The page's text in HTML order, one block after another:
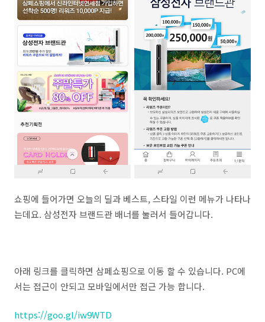
쇼핑에 들어가면 오늘의 딜과 베스트, 스타일 이런 메뉴가 나타나
는데요. 삼성전자 브랜드관 배너를 눌러서 들어갑니다.
아래 링크를 클릭하면 삼페쇼핑으로 이동 할 수 있습니다. PC에
서는 접근이 안되고 모바일에서만 접근 가능 합니다.
https://goo.gl/iw9WTD